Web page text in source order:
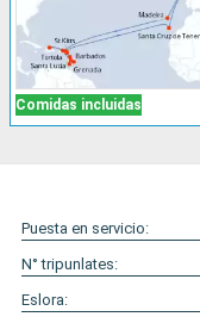
Comidas incluidas
Puesta en servicio:
N° tripunlates:
Eslora: